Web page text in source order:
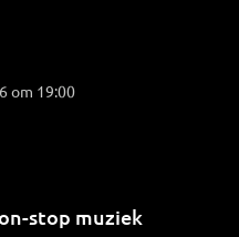
om 19:00
stop muziek